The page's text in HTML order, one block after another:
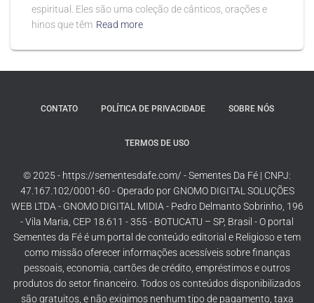
espiritual. Eles são uma coleção de cânticos, orações e
hinos que têm Read more
CONTATO POLÍTICA DE PRIVACIDADE SOBRE NÓS
TERMOS DE USO
© 2025 - https://sementesdafe.com/ - Sementes Da Fé | CNPJ:
47.167.102/0001-60 - Operado por GNOMO DIGITAL SOLUÇÕES
WEB LTDA - GNOMO DIGITAL MIDIA - Pedro Delmanto Sobrinho, 196
- Vila Maria, CEP 18.611 - 355 - BOTUCATU – SP, Brasil - O portal
Sementes da Fé é um portal de conteúdo editorial e Religioso e tem
como missão oferecer informações acessíveis sobre finanças
pessoais, economia, cartões de crédito, empréstimos e outros
produtos do setor financeiro. Todos os conteúdos disponibilizados
são gratuitos, e não exigimos nenhum tipo de pagamento, taxa